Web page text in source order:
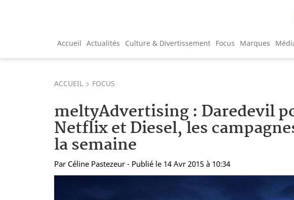
Accueil Actualités Culture & Divertissement Focus Marques
ACCUEIL FOCUS
meltyAdvertising : Daredevil
Netflix et Diesel, les
la semaine
Par Céline Pastezeur - Publié le 14 Avr 2015 à 10:34